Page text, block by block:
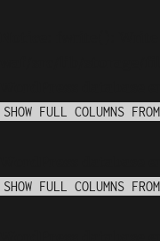
SHOW FULL COLUMNS
SHOW FULL COLUMNS